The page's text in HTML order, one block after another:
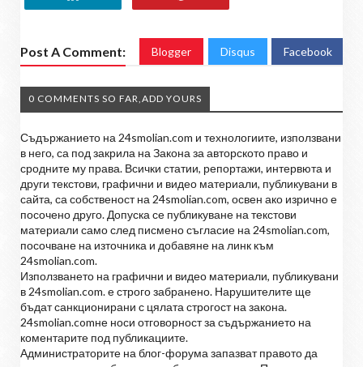
Post A Comment: Blogger Disqus Facebook
0 COMMENTS SO FAR,ADD YOURS
Съдържанието на 24smolian.com и технологиите, използвани
в него, са под закрила на Закона за авторското право и
сродните му права. Всички статии, репортажи, интервюта и
други текстови, графични и видео материали, публикувани в
сайта, са собственост на 24smolian.com, освен ако изрично е
посочено друго. Допуска се публикуване на текстови
материали само след писмено съгласие на 24smolian.com,
посочване на източника и добавяне на линк към
24smolian.com.
Използването на графични и видео материали, публикувани
в 24smolian.com. е строго забранено. Нарушителите ще
бъдат санкционирани с цялата строгост на закона.
24smolian.comне носи отговорност за съдържанието на
коментарите под публикациите.
Администраторите на блог-форума запазват правото да